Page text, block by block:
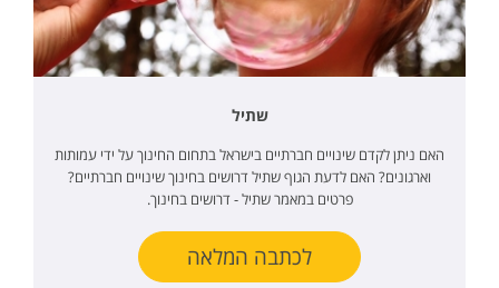
שתיל
האם ניתן לקדם שינויים חברתיים בישראל בתחום החינוך על ידי עמותות
וארגונים? האם לדעת הגוף שתיל דרושים בחינוך שינויים חברתיים?
פרטים במאמר שתיל - דרושים בחינוך.
לכתבה המלאה